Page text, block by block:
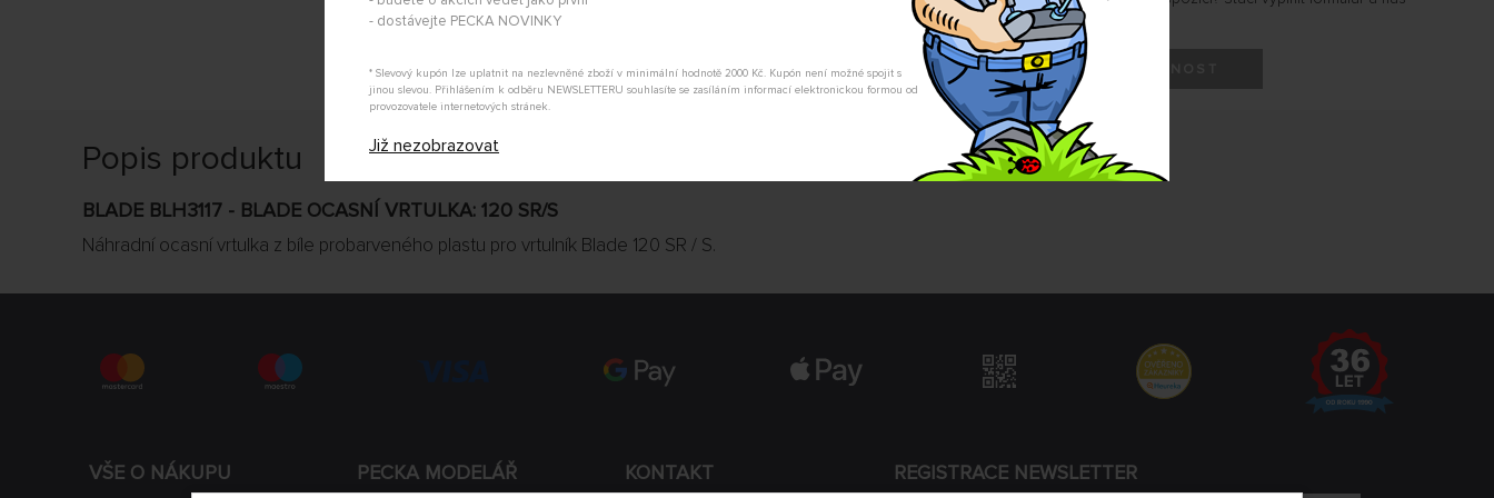
- dostávejte PECKA NOVINKY
* Slevový kupón lze uplatnit na nezlevněné zboží v minimální hodnotě 2000 Kč. Kupón není možné spojit s
jinou slevou. Přihlášením k odběru NEWSLETTERU souhlasíte se zasíláním informací elektronickou formou od
provozovatele internetových stránek.
Již nezobrazovat
hlídací pes Vám dá vědět.
POSLAT DOTAZ HLÍDAT DOSTUPNOST
Popis produktu
BLADE BLH3117 - BLADE OCASNÍ VRTULKA: 120 SR/S
Náhradní ocasní vrtulka z bíle probarveného plastu pro vrtulník Blade 120 SR / S.
VŠE O NÁKUPU PECKA MODELÁŘ KONTAKT REGISTRACE NEWSLETTER